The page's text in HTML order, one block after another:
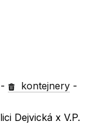
- kontejnery -
Dejvická x V.P.